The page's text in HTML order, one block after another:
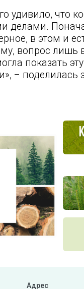
удивило, что
делами.
в этом и
вопрос лишь
показать
–
Адрес